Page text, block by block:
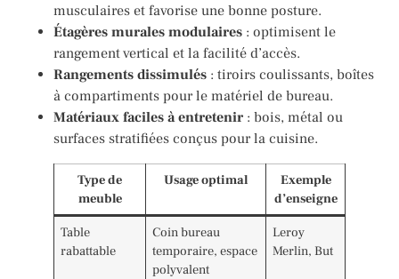
musculaires et favorise une bonne posture.
Étagères murales modulaires : optimisent le
rangement vertical et la facilité d’accès.
Rangements dissimulés : tiroirs coulissants, boîtes
à compartiments pour le matériel de bureau.
Matériaux faciles à entretenir : bois, métal ou
surfaces stratifiées conçus pour la cuisine.
Type de
meuble
Usage optimal
Exemple
d’enseigne
Table
rabattable
Coin bureau
temporaire, espace
polyvalent
Leroy
Merlin, But